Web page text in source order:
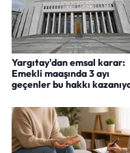
Yargıtay'dan emsal karar:
Emekli maaşında 3 ayı
geçenler bu hakkı